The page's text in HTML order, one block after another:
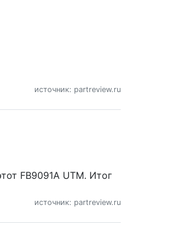
источник: partreview.ru
FB9091A UTM. Итог
источник: partreview.ru